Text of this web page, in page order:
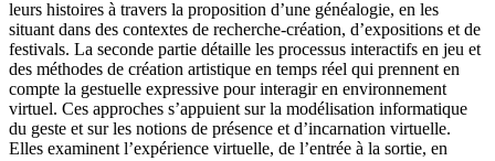
leurs histoires à travers la proposition d’une généalogie, en les
situant dans des contextes de recherche-création, d’expositions et de
festivals. La seconde partie détaille les processus interactifs en jeu et
des méthodes de création artistique en temps réel qui prennent en
compte la gestuelle expressive pour interagir en environnement
virtuel. Ces approches s’appuient sur la modélisation informatique
du geste et sur les notions de présence et d’incarnation virtuelle.
Elles examinent l’expérience virtuelle, de l’entrée à la sortie, en